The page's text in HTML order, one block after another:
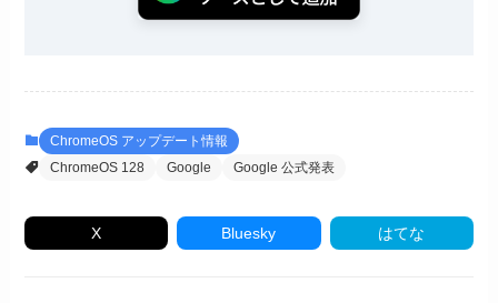
ChromeOS アップデート情報
ChromeOS 128
Google Google 公式発表
X Bluesky はてな